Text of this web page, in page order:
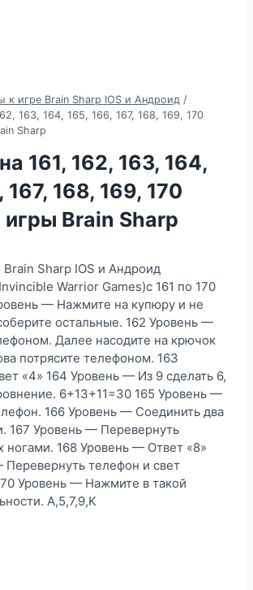
к игре Brain Sharp IOS и Андроид /
163, 164, 165, 166, 167, 168, 169, 170
Sharp
161, 162, 163, 164,
167, 168, 169, 170
игры Brain Sharp
Brain Sharp IOS и Андроид
Warrior Games)с 161 по 170
— Нажмите на купюру и не
остальные. 162 Уровень —
Далее насодите на крючок
потрясите телефоном. 163
«4» 164 Уровень — Из 9 сделать 6,
6+13+11=30 165 Уровень —
166 Уровень — Соединить два
167 Уровень — Перевернуть
ногами. 168 Уровень — Ответ «8»
Перевернуть телефон и свет
Уровень — Нажмите в такой
A,5,7,9,K